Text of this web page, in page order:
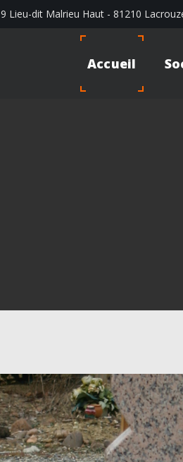
9 Lieu-dit Malrieu Haut - 81210
Accueil